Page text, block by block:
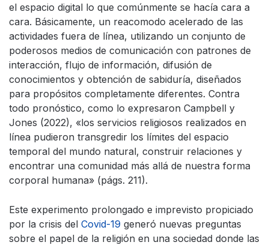
el espacio digital lo que comúnmente se hacía cara a
cara. Básicamente, un reacomodo acelerado de las
actividades fuera de línea, utilizando un conjunto de
poderosos medios de comunicación con patrones de
interacción, flujo de información, difusión de
conocimientos y obtención de sabiduría, diseñados
para propósitos completamente diferentes. Contra
todo pronóstico, como lo expresaron Campbell y
Jones (2022), «los servicios religiosos realizados en
línea pudieron transgredir los límites del espacio
temporal del mundo natural, construir relaciones y
encontrar una comunidad más allá de nuestra forma
corporal humana» (págs. 211).
Este experimento prolongado e imprevisto propiciado
por la crisis del Covid-19 generó nuevas preguntas
sobre el papel de la religión en una sociedad donde las